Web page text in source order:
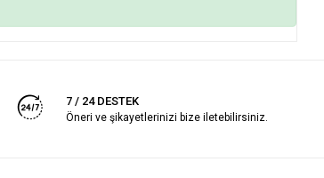
7 / 24 DESTEK
Öneri ve şikayetlerinizi bize iletebilirsiniz.